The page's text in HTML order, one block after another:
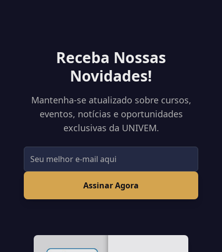
Receba Nossas
Novidades!
Mantenha-se atualizado sobre cursos,
eventos, notícias e oportunidades
exclusivas da UNIVEM.
Assinar Agora